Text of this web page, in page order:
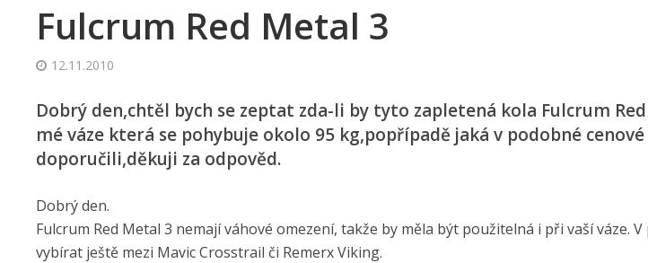
Fulcrum Red Metal 3
12.11.2010
Dobrý den,chtěl bych se zeptat zda-li by tyto zapletená kola Fulcrum
mé váze která se pohybuje okolo 95 kg,popřípadě jaká v podobné
doporučili,děkuji za odpověd.
Dobrý den.
Fulcrum Red Metal 3 nemají váhové omezení, takže by měla být použitelná i při vaší váze.
vybírat ještě mezi Mavic Crosstrail či Remerx Viking.